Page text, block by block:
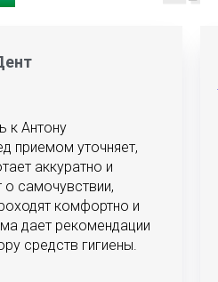
к Антону
приемом уточняет,
аккуратно и
самочувствии,
комфортно и
дает рекомендации
средств гигиены.